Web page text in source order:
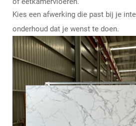
Kies een afwerking die past bij je
onderhoud dat je wenst te doen.